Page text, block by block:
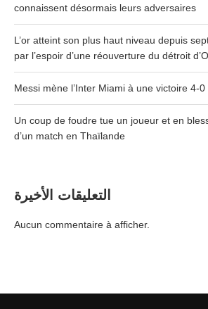
connaissent désormais leurs adversaires
L’or atteint son plus haut niveau depuis
par l’espoir d’une réouverture du détroit
Messi mène l’Inter Miami à une victoire 4-
Un coup de foudre tue un joueur et en
d’un match en Thaïlande
التعليقات الأخيرة
Aucun commentaire à afficher.